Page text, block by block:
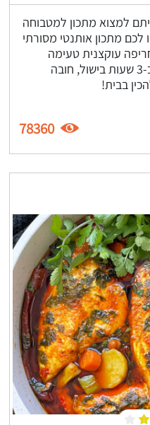
למצוא מתכון למטבוחה
מתכון אותנטי מסורתי
עוקצנית טעימה
במיוחד במרקם ריבתי מושלם בכ-3 שעות בישול, חובה
בבית!
78360